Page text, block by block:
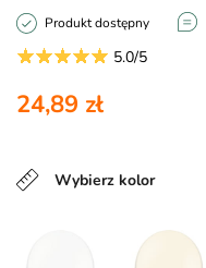
Produkt dostępny
5.0/5
24,89 zł
Wybierz kolor